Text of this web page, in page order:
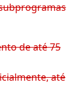
de até 75
até